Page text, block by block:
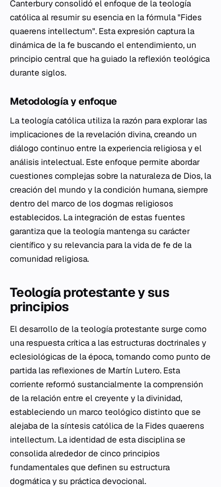
Canterbury consolidó el enfoque de la teología
católica al resumir su esencia en la fórmula "Fides
quaerens intellectum". Esta expresión captura la
dinámica de la fe buscando el entendimiento, un
principio central que ha guiado la reflexión teológica
durante siglos.
Metodología y enfoque
La teología católica utiliza la razón para explorar las
implicaciones de la revelación divina, creando un
diálogo continuo entre la experiencia religiosa y el
análisis intelectual. Este enfoque permite abordar
cuestiones complejas sobre la naturaleza de Dios, la
creación del mundo y la condición humana, siempre
dentro del marco de los dogmas religiosos
establecidos. La integración de estas fuentes
garantiza que la teología mantenga su carácter
científico y su relevancia para la vida de fe de la
comunidad religiosa.
Teología protestante y sus
principios
El desarrollo de la teología protestante surge como
una respuesta crítica a las estructuras doctrinales y
eclesiológicas de la época, tomando como punto de
partida las reflexiones de Martín Lutero. Esta
corriente reformó sustancialmente la comprensión
de la relación entre el creyente y la divinidad,
estableciendo un marco teológico distinto que se
alejaba de la síntesis católica de la Fides quaerens
intellectum. La identidad de esta disciplina se
consolida alrededor de cinco principios
fundamentales que definen su estructura
dogmática y su práctica devocional.